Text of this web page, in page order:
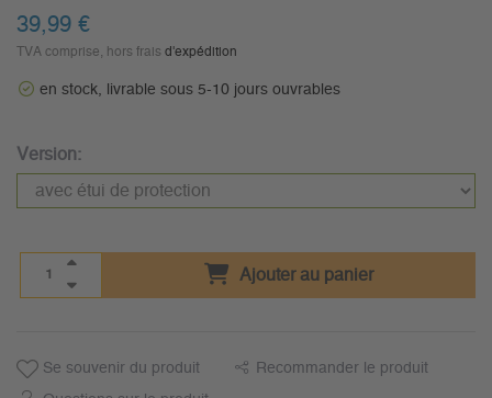
39,99 €
TVA comprise, hors frais d'expédition
en stock, livrable sous 5-10 jours ouvrables
Version:
Ajouter au panier
Se souvenir du produit Recommander le produit